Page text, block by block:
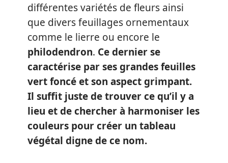
différentes variétés de fleurs ainsi
que divers feuillages ornementaux
comme le lierre ou encore le
philodendron. Ce dernier se
caractérise par ses grandes feuilles
vert foncé et son aspect grimpant.
Il suffit juste de trouver ce qu’il y a
lieu et de chercher à harmoniser les
couleurs pour créer un tableau
végétal digne de ce nom.